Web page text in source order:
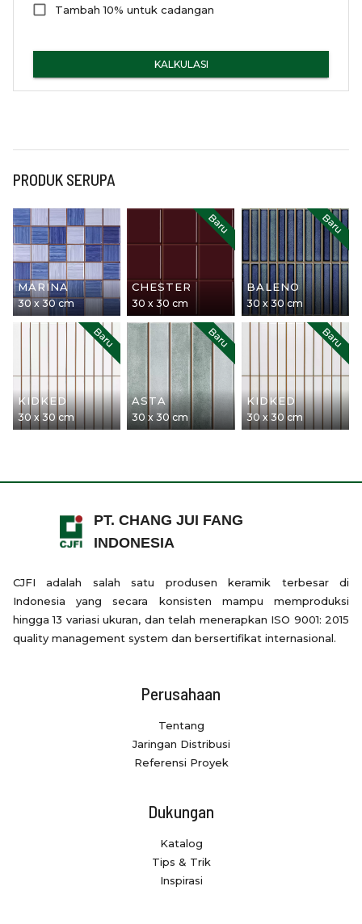
Tambah 10% untuk cadangan
KALKULASI
PRODUK SERUPA
MARINA
30 x 30 cm
Baru
CHESTER
30 x 30 cm
Baru
BALENO
30 x 30 cm
Baru
KIDKED
30 x 30 cm
Baru
ASTA
30 x 30 cm
Baru
KIDKED
30 x 30 cm
PT. CHANG JUI FANG
INDONESIA
CJFI adalah salah satu produsen keramik terbesar di
Indonesia yang secara konsisten mampu memproduksi
hingga 13 variasi ukuran, dan telah menerapkan ISO 9001: 2015
quality management system dan bersertifikat internasional.
Perusahaan
Tentang
Jaringan Distribusi
Referensi Proyek
Dukungan
Katalog
Tips & Trik
Inspirasi